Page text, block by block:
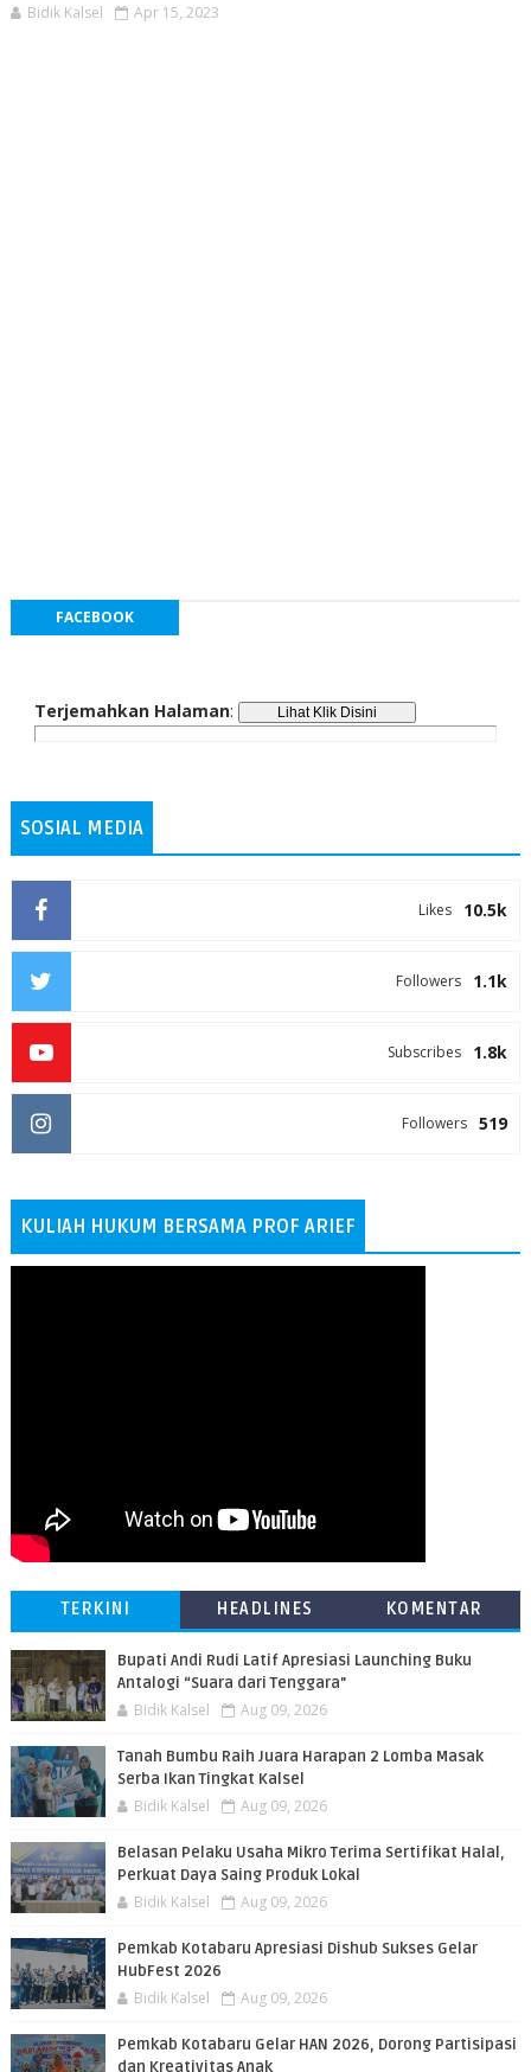
Bidik Kalsel Apr 15, 2023
FACEBOOK
Terjemahkan Halaman:
SOSIAL MEDIA
10.5k
Likes
1.1k
Followers
1.8k
Subscribes
519
Followers
KULIAH HUKUM BERSAMA PROF ARIEF
TERKINI HEADLINES KOMENTAR
Bupati Andi Rudi Latif Apresiasi Launching Buku
Antalogi “Suara dari Tenggara"
Bidik Kalsel Aug 09, 2026
Tanah Bumbu Raih Juara Harapan 2 Lomba Masak
Serba Ikan Tingkat Kalsel
Bidik Kalsel Aug 09, 2026
Belasan Pelaku Usaha Mikro Terima Sertifikat Halal,
Perkuat Daya Saing Produk Lokal
Bidik Kalsel Aug 09, 2026
Pemkab Kotabaru Apresiasi Dishub Sukses Gelar
HubFest 2026
Bidik Kalsel Aug 09, 2026
Pemkab Kotabaru Gelar HAN 2026, Dorong Partisipasi
dan Kreativitas Anak